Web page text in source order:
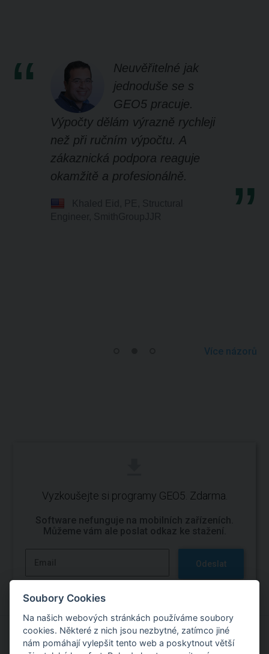
Neuvěřitelné jak
jednoduše se s
GEO5 pracuje.
Výpočty dělám výrazně rychleji
než při ručním výpočtu. A
zákaznická podpora reaguje
okamžitě a profesionálně.
Více názorů
Vyzkoušejte si programy GEO5. Zdarma.
Software nefunguje na mobilních zařízeních.
Můžeme vám ale poslat odkaz ke stažení.
Odeslat
Vyzkoušejte si práci s programy GEO5
Soubory Cookies
Na našich webových stránkách používáme soubory
cookies. Některé z nich jsou nezbytné, zatímco jiné
nám pomáhají vylepšit tento web a poskytnout větší